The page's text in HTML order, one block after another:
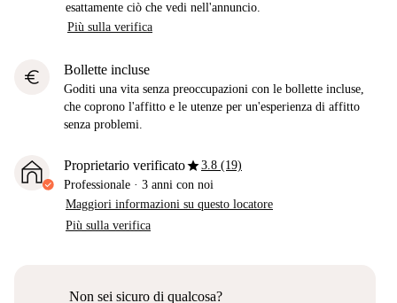
esattamente ciò che vedi nell'annuncio.
Più sulla verifica
euro Bollette incluse
Goditi una vita senza preoccupazioni con le bollette incluse,
che coprono l'affitto e le utenze per un'esperienza di affitto
senza problemi.
Proprietario verificatostar3.8 (19)
Professionale · 3 anni con noi
Maggiori informazioni su questo locatore
Più sulla verifica
Non sei sicuro di qualcosa?